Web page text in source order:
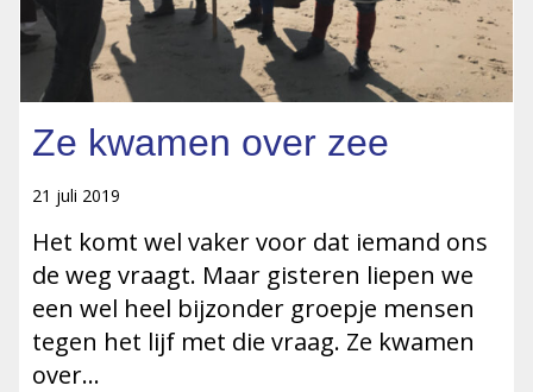
Ze kwamen over zee
21 juli 2019
Het komt wel vaker voor dat iemand ons
de weg vraagt. Maar gisteren liepen we
een wel heel bijzonder groepje mensen
tegen het lijf met die vraag. Ze kwamen
over…